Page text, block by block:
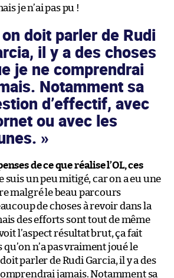
je n’ai pas pu !
doit parler de Rudi
il y a des choses
je ne comprendrai
Notamment sa
d’effectif, avec
ou avec les
de ce que réalise l’OL, ces
suis un peu mitigé, car on a eu une
malgré le beau parcours
de choses à revoir dans la
des efforts sont tout de même
l’aspect résultat brut, ça fait
n’a pas vraiment joué le
parler de Rudi Garcia, il y a des
jamais. Notamment sa